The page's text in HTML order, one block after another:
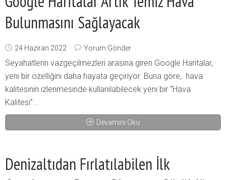
Bulunmasını Sağlayacak
24 Haziran 2022 Yorum Gönder
Seyahatlerin vazgeçilmezleri arasına giren Google Haritalar,
yeni bir özelliğini daha hayata geçiriyor. Buna göre, hava
kalitesinin izlenmesinde kullanılabilecek yeni bir “Hava
Kalitesi”...
Devamını Oku
Denizaltıdan Fırlatılabilen İlk